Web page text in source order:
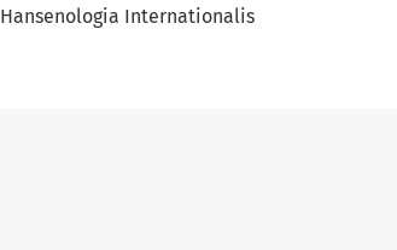
Hansenologia Internationalis